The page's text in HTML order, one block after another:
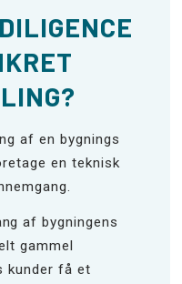
af en bygnings
en teknisk
af bygningens
gammel
kunder få et